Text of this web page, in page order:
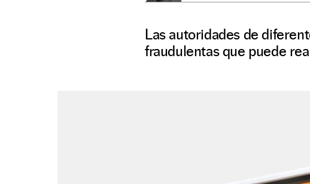
Las autoridades de
fraudulentas que puede